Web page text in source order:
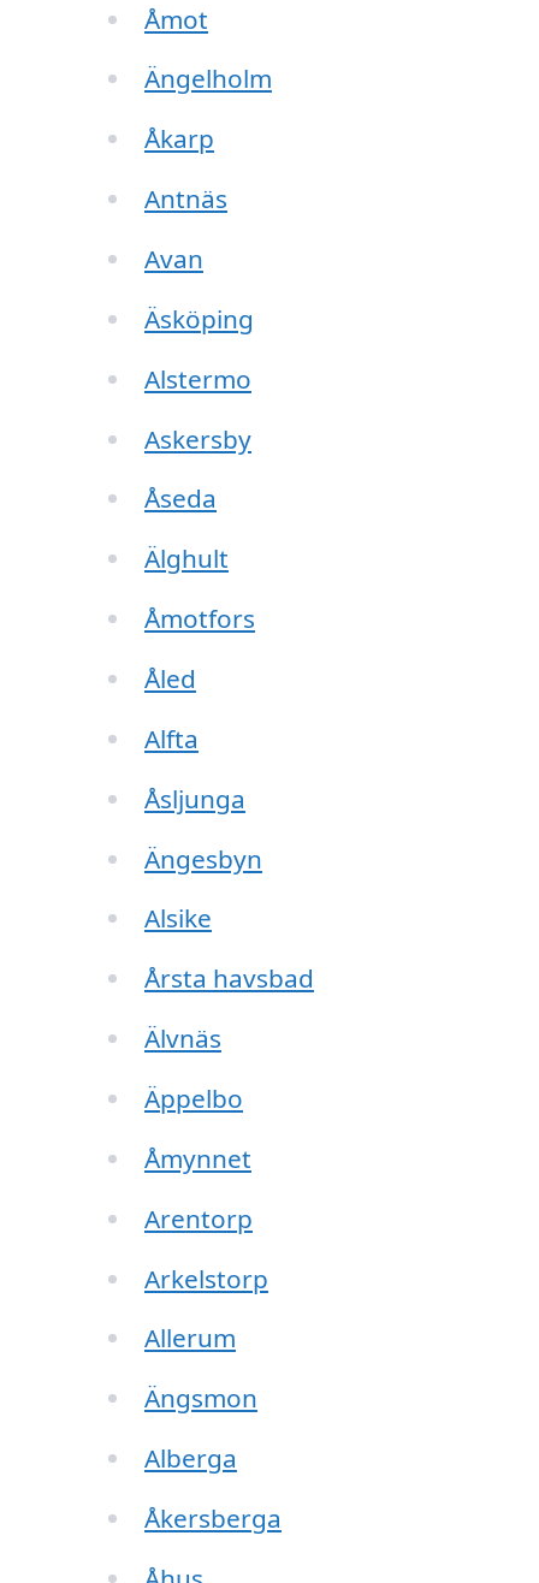
Åmot
Ängelholm
Åkarp
Antnäs
Avan
Äsköping
Alstermo
Askersby
Åseda
Älghult
Åmotfors
Åled
Alfta
Åsljunga
Ängesbyn
Alsike
Årsta havsbad
Älvnäs
Äppelbo
Åmynnet
Arentorp
Arkelstorp
Allerum
Ängsmon
Alberga
Åkersberga